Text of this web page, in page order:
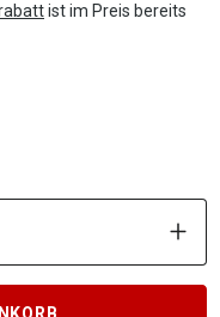
ist im Preis bereits